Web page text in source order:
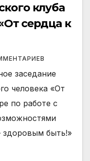
клуба
сердца к
заседание
человека «От
по работе с
здоровым быть!»